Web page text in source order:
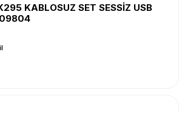
KABLOSUZ SET SESSİZ USB